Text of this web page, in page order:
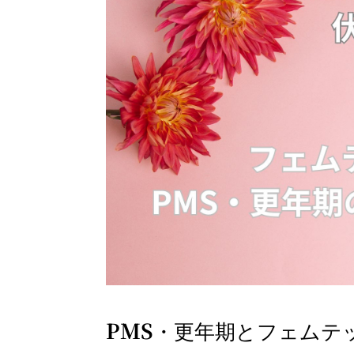
PMS ・更年期とフェムテ